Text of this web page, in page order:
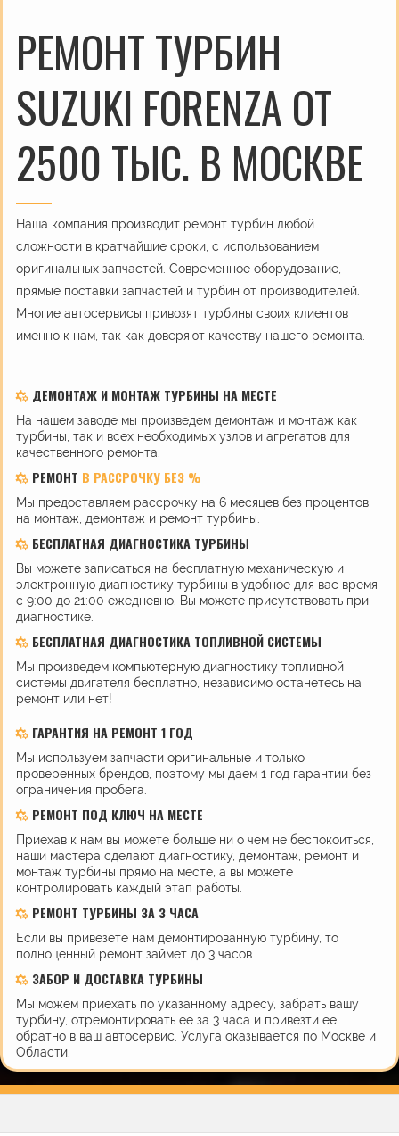
РЕМОНТ ТУРБИН
SUZUKI FORENZA ОТ
2500 ТЫС. В МОСКВЕ
Наша компания производит ремонт турбин любой
сложности в кратчайшие сроки, с использованием
оригинальных запчастей. Современное оборудование,
прямые поставки запчастей и турбин от производителей.
Многие автосервисы привозят турбины своих клиентов
именно к нам, так как доверяют качеству нашего ремонта.
ДЕМОНТАЖ И МОНТАЖ ТУРБИНЫ НА МЕСТЕ
На нашем заводе мы произведем демонтаж и монтаж как
турбины, так и всех необходимых узлов и агрегатов для
качественного ремонта.
РЕМОНТ В РАССРОЧКУ БЕЗ %
Мы предоставляем рассрочку на 6 месяцев без процентов
на монтаж, демонтаж и ремонт турбины.
БЕСПЛАТНАЯ ДИАГНОСТИКА ТУРБИНЫ
Вы можете записаться на бесплатную механическую и
электронную диагностику турбины в удобное для вас время
с 9:00 до 21:00 ежедневно. Вы можете присутствовать при
диагностике.
БЕСПЛАТНАЯ ДИАГНОСТИКА ТОПЛИВНОЙ СИСТЕМЫ
Мы произведем компьютерную диагностику топливной
системы двигателя бесплатно, независимо останетесь на
ремонт или нет!
ГАРАНТИЯ НА РЕМОНТ 1 ГОД
Мы используем запчасти оригинальные и только
проверенных брендов, поэтому мы даем 1 год гарантии без
ограничения пробега.
РЕМОНТ ПОД КЛЮЧ НА МЕСТЕ
Приехав к нам вы можете больше ни о чем не беспокоиться,
наши мастера сделают диагностику, демонтаж, ремонт и
монтаж турбины прямо на месте, а вы можете
контролировать каждый этап работы.
РЕМОНТ ТУРБИНЫ ЗА 3 ЧАСА
Если вы привезете нам демонтированную турбину, то
полноценный ремонт займет до 3 часов.
ЗАБОР И ДОСТАВКА ТУРБИНЫ
Мы можем приехать по указанному адресу, забрать вашу
турбину, отремонтировать ее за 3 часа и привезти ее
обратно в ваш автосервис. Услуга оказывается по Москве и
Области.